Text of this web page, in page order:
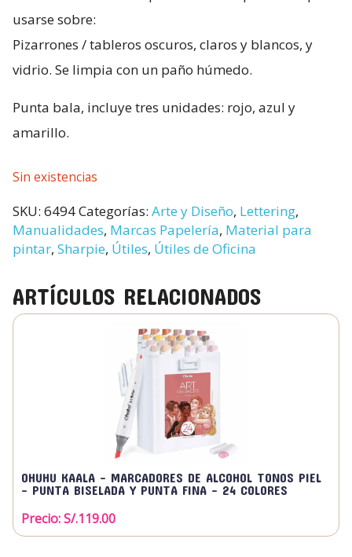
usarse sobre:
Pizarrones / tableros oscuros, claros y blancos, y
vidrio. Se limpia con un paño húmedo.
Punta bala, incluye tres unidades: rojo, azul y
amarillo.
Sin existencias
SKU: 6494Categorías: Arte y Diseño, Lettering,
Manualidades, Marcas Papelería, Material para
pintar, Sharpie, Útiles, Útiles de Oficina
ARTÍCULOS RELACIONADOS
OHUHU KAALA - MARCADORES DE ALCOHOL TONOS PIEL
- PUNTA BISELADA Y PUNTA FINA - 24 COLORES
Precio: S/.119.00